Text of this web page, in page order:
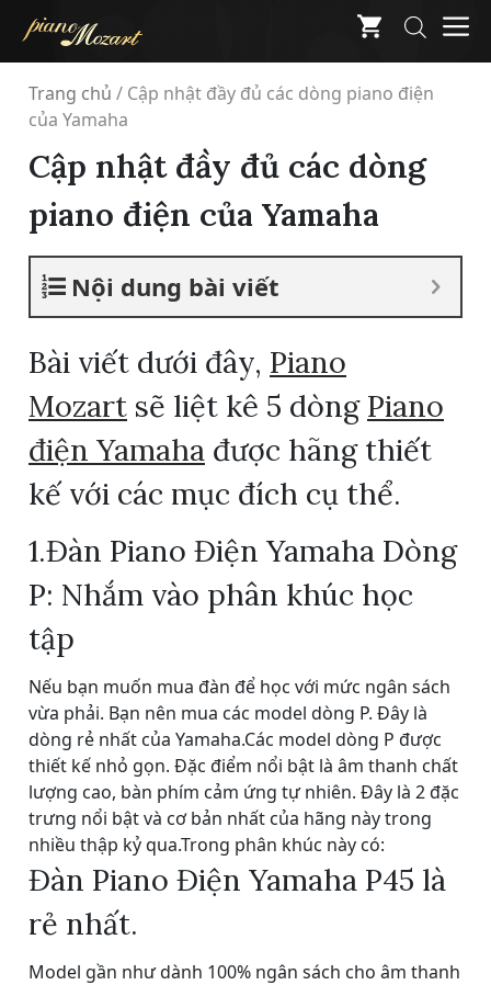
content
Trang chủ / Cập nhật đầy đủ các dòng piano điện
của Yamaha
Cập nhật đầy đủ các dòng
piano điện của Yamaha
Nội dung bài viết
Bài viết dưới đây, Piano
Mozart sẽ liệt kê 5 dòng Piano
điện Yamaha được hãng thiết
kế với các mục đích cụ thể.
1.Đàn Piano Điện Yamaha Dòng
P: Nhắm vào phân khúc học
tập
Nếu bạn muốn mua đàn để học với mức ngân sách
vừa phải. Bạn nên mua các model dòng P. Đây là
dòng rẻ nhất của Yamaha.Các model dòng P được
thiết kế nhỏ gọn. Đặc điểm nổi bật là âm thanh chất
lượng cao, bàn phím cảm ứng tự nhiên. Đây là 2 đặc
trưng nổi bật và cơ bản nhất của hãng này trong
nhiều thập kỷ qua.Trong phân khúc này có:
Đàn Piano Điện Yamaha P45 là
rẻ nhất.
Model gần như dành 100% ngân sách cho âm thanh